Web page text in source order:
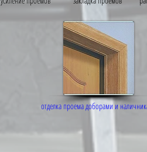
отделка проема доборами и